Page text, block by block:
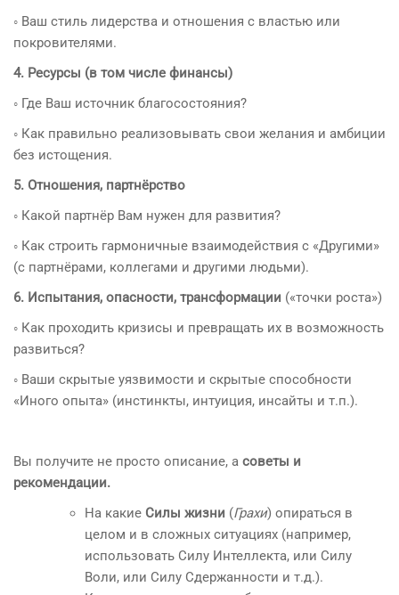
◦ Ваш стиль лидерства и отношения с властью или
покровителями.
4. Ресурсы (в том числе финансы)
◦ Где Ваш источник благосостояния?
◦ Как правильно реализовывать свои желания и амбиции
без истощения.
5. Отношения, партнёрство
◦ Какой партнёр Вам нужен для развития?
◦ Как строить гармоничные взаимодействия с «Другими»
(с партнёрами, коллегами и другими людьми).
6. Испытания, опасности, трансформации («точки роста»)
◦ Как проходить кризисы и превращать их в возможность
развиться?
◦ Ваши скрытые уязвимости и скрытые способности
«Иного опыта» (инстинкты, интуиция, инсайты и т.п.).
Вы получите не просто описание, а советы и
рекомендации.
На какие Силы жизни (Грахи) опираться в
целом и в сложных ситуациях (например,
использовать Силу Интеллекта, или Силу
Воли, или Силу Сдержанности и т.д.).